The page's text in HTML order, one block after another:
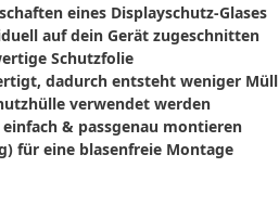
eines Displayschutz-Glases
auf dein Gerät zugeschnitten
Schutzfolie
dadurch entsteht weniger Müll
verwendet werden
einfach & passgenau montieren
für eine blasenfreie Montage